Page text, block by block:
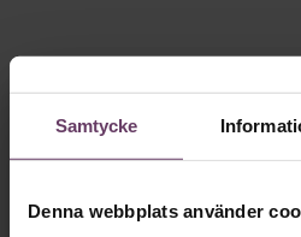
Samtycke
Denna webbplats använder
präglat hela hennes karriär.
”Jag ältar inte problem, jag löser
Fortsätt läsa